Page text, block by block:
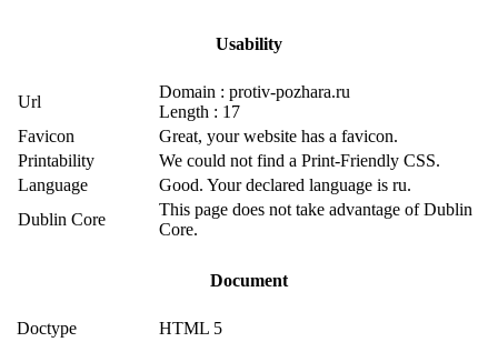
Usability
Url
Domain : protiv-pozhara.ru
Length : 17
Favicon
Great, your website has a favicon.
Printability
We could not find a Print-Friendly CSS.
Language
Good. Your declared language is ru.
Dublin Core
This page does not take advantage of Dublin
Core.
Document
Doctype
HTML 5